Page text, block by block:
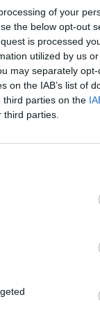
of your
the below opt-out
is processed
utilized by us
may separately
on the IAB’s list of
third parties on the
parties.
Sveitsin
NHL-